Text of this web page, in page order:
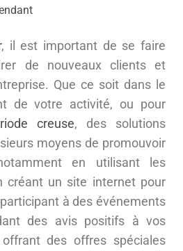
, il est important de se faire
de nouveaux clients et
Que ce soit dans le
de votre activité, ou pour
creuse, des solutions
moyens de promouvoir
en utilisant les
créant un site internet pour
à des événements
des avis positifs à vos
des offres spéciales